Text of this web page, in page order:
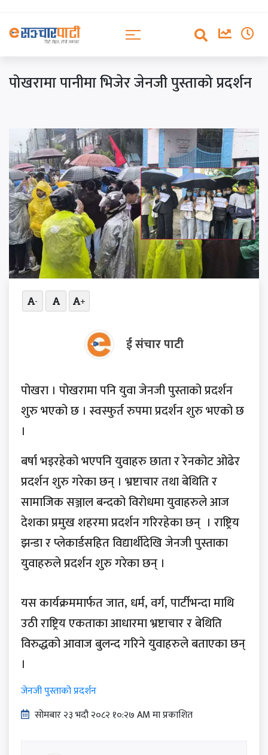
पोखरामा पानीमा भिजेर जेनजी पुस्ताको प्रदर्शन
- +
ई संचार पाटी
पोखरा । पोखरामा पनि युवा जेनजी पुस्ताको प्रदर्शन
शुरु भएको छ । स्वस्फुर्त रुपमा प्रदर्शन शुरु भएको छ
।
बर्षा भइरहेको भएपनि युवाहरु छाता र रेनकोट ओढेर
प्रदर्शन शुरु गरेका छन् । भ्रष्टाचार तथा बेथिति र
सामाजिक सञ्जाल बन्दको विरोधमा युवाहरुले आज
देशका प्रमुख शहरमा प्रदर्शन गरिरहेका छन् । राष्ट्रिय
झन्डा र प्लेकार्डसहित विद्यार्थीदेखि जेनजी पुस्ताका
युवाहरुले प्रदर्शन शुरु गरेका छन् ।
यस कार्यक्रममार्फत जात, धर्म, वर्ग, पार्टीभन्दा माथि
उठी राष्ट्रिय एकताका आधारमा भ्रष्टाचार र बेथिति
विरुद्धको आवाज बुलन्द गरिने युवाहरुले बताएका छन्
।
जेनजी पुस्ताको प्रदर्शन
सोमबार २३ भदौ २०८२ १०:२७ AM मा प्रकाशित